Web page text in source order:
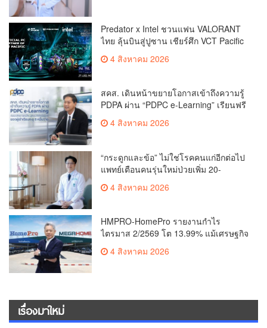
Predator x Intel ชวนแฟน VALORANT
ไทย ลุ้นบินสู่ปูซาน เชียร์ศึก VCT Pacific
x Intel ชวนแฟน VALORANT ไทย ลุ้นบิน
สุดพิเศษตลอดทัวร์นาเมนต์
4 สิงหาคม 2026
สคส. เดินหน้าขยายโอกาสเข้าถึงความรู้
PDPA ผ่าน “PDPC e-Learning” เรียนฟรี
ทุกที่ ทุกเวลา พร้อมประกาศนียบัตร ต่อย
อดศักยภาพคนไทยสู่สังคมดิจิทัลปลอดภัย
แล้ว
4 สิงหาคม 2026
“กระดูกและข้อ” ไม่ใช่โรคคนแก่อีกต่อไป
แพทย์เตือนคนรุ่นใหม่ป่วยเพิ่ม 20-
กระแสกีฬา
4 สิงหาคม 2026
HMPRO-HomePro รายงานกำไร
ไตรมาส 2/2569 โต 13.99% แม้เศรษฐกิจ
Private Brand ดัน Gross Margin เพิ่มขึ้น
4 สิงหาคม 2026
เรื่องมาใหม่